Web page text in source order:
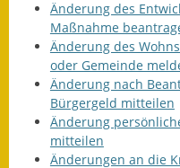
Änderung des
Maßnahme
Änderung des
oder Gemeinde
Änderung nach
Bürgergeld mitteilen
Änderung
mitteilen
Änderungen an die